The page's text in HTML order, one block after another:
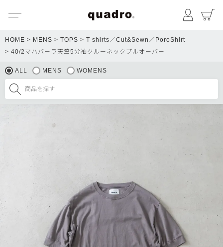
マイペ
HOME MENS TOPS
T-shirts／Cut&Sewn／PoroShirt
40/2マハバーラ天竺5分袖クルーネックプルオーバー
ALL MENS WOMENS